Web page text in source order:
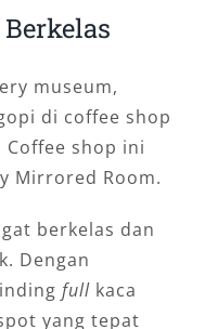
museum,
di coffee shop
shop ini
Mirrored Room.
berkelas dan
Dengan
full kaca
yang tepat